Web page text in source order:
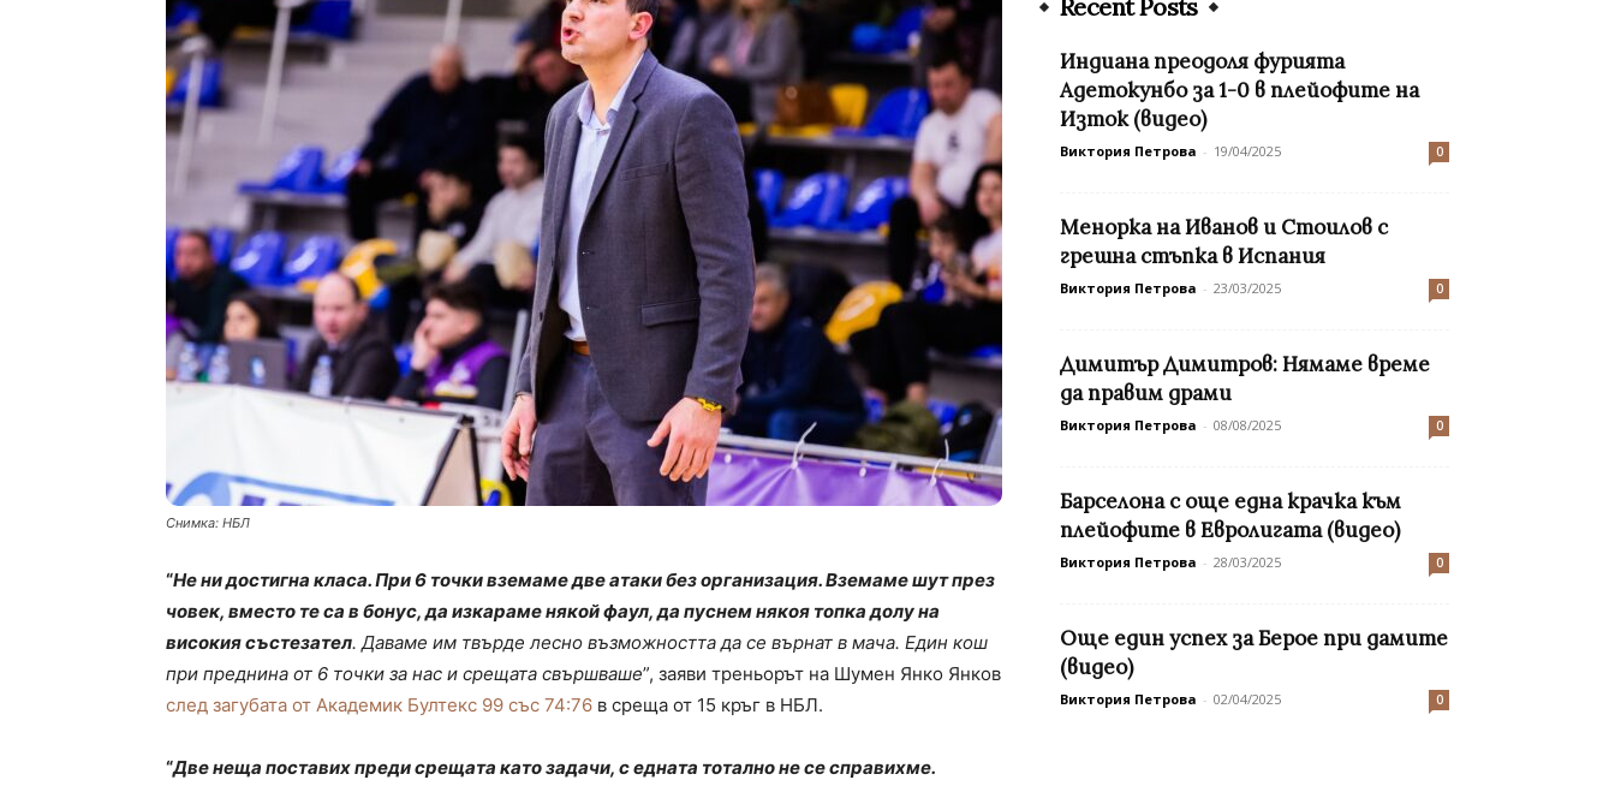
Снимка: НБЛ
“Не ни достигна класа. При 6 точки вземаме две атаки без организация.Вземаме шут през
човек, вместо те са в бонус, да изкараме някой фаул, да пуснем някоя топка долу на
високия състезател. Даваме им твърде лесно възможността да се върнат в мача. Един кош
при преднина от 6 точки за нас и срещата свършваше”, заяви треньорът на Шумен Янко Янков
след загубата от Академик Бултекс 99 със 74:76 в среща от 15 кръг в НБЛ.
“Две неща поставих преди срещата като задачи, с едната тотално не се справихме.
Recent Posts
Индиана преодоля фурията
Адетокунбо за 1-0 в плейофите на
Изток (видео)
Виктория Петрова - 19/04/2025 0
Менорка на Иванов и Стоилов с
грешна стъпка в Испания
Виктория Петрова - 23/03/2025 0
Димитър Димитров: Нямаме време
да правим драми
Виктория Петрова - 08/08/2025 0
Барселона с още една крачка към
плейофите в Евролигата (видео)
Виктория Петрова - 28/03/2025 0
Oще един успех за Берое при дамите
(видео)
Виктория Петрова - 02/04/2025 0